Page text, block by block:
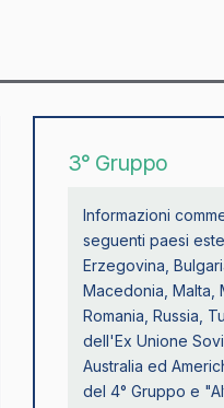
3° Gruppo
Informazioni
seguenti paesi
Erzegovina,
Macedonia, Malta,
Romania, Russia,
dell'Ex Unione
Australia ed
del 4° Gruppo e